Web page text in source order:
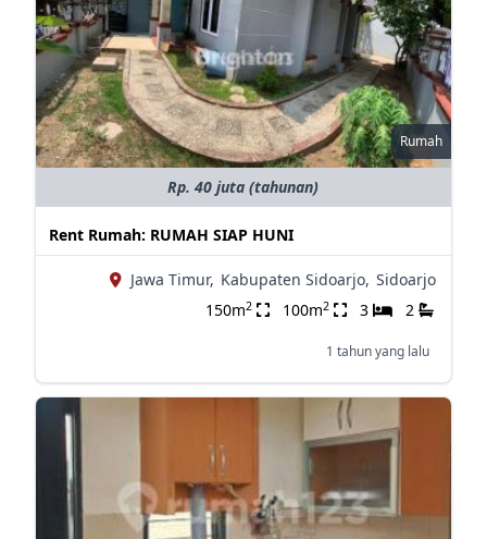
Rumah
Rp. 40 juta (tahunan)
Rent Rumah: RUMAH SIAP HUNI
Jawa Timur, Kabupaten Sidoarjo, Sidoarjo
150m2 100m2 3 2
1 tahun yang lalu